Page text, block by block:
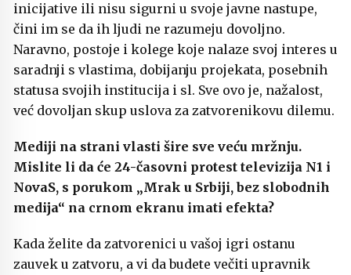
inicijative ili nisu sigurni u svoje javne nastupe,
čini im se da ih ljudi ne razumeju dovoljno.
Naravno, postoje i kolege koje nalaze svoj interes u
saradnji s vlastima, dobijanju projekata, posebnih
statusa svojih institucija i sl. Sve ovo je, nažalost,
već dovoljan skup uslova za zatvorenikovu dilemu.
Mediji na strani vlasti šire sve veću mržnju.
Mislite li da će 24-časovni protest televizija N1 i
NovaS, s porukom „Mrak u Srbiji, bez slobodnih
medija“ na crnom ekranu imati efekta?
Kada želite da zatvorenici u vašoj igri ostanu
zauvek u zatvoru, a vi da budete večiti upravnik